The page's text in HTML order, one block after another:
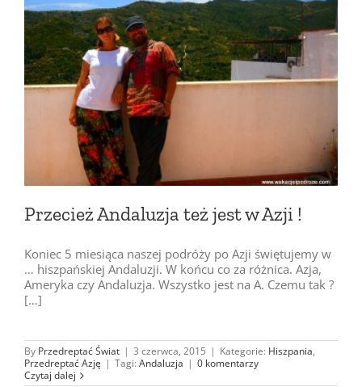
Przecież Andaluzja też jest w Azji !
Koniec 5 miesiąca naszej podróży po Azji świętujemy w
… hiszpańskiej Andaluzji. W końcu co za różnica. Azja,
Ameryka czy Andaluzja. Wszystko jest na A. Czemu tak ?
[…]
By Przedreptać Świat | 3 czerwca, 2015 | Kategorie: Hiszpania,
Przedreptać Azję | Tagi: Andaluzja | 0 komentarzy
Czytaj dalej